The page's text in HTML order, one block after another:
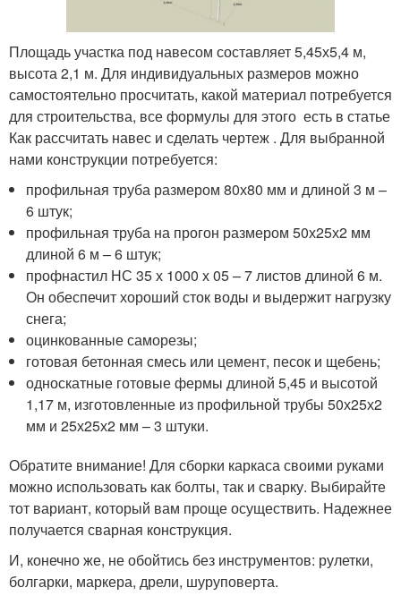
Площадь участка под навесом составляет 5,45х5,4 м,
высота 2,1 м. Для индивидуальных размеров можно
самостоятельно просчитать, какой материал потребуется
для строительства, все формулы для этого есть в статье
Как рассчитать навес и сделать чертеж . Для выбранной
нами конструкции потребуется:
профильная труба размером 80х80 мм и длиной 3 м –
6 штук;
профильная труба на прогон размером 50х25х2 мм
длиной 6 м – 6 штук;
профнастил НС 35 х 1000 х 05 – 7 листов длиной 6 м.
Он обеспечит хороший сток воды и выдержит нагрузку
снега;
оцинкованные саморезы;
готовая бетонная смесь или цемент, песок и щебень;
односкатные готовые фермы длиной 5,45 и высотой
1,17 м, изготовленные из профильной трубы 50х25х2
мм и 25х25х2 мм – 3 штуки.
Обратите внимание! Для сборки каркаса своими руками
можно использовать как болты, так и сварку. Выбирайте
тот вариант, который вам проще осуществить. Надежнее
получается сварная конструкция.
И, конечно же, не обойтись без инструментов: рулетки,
болгарки, маркера, дрели, шуруповерта.